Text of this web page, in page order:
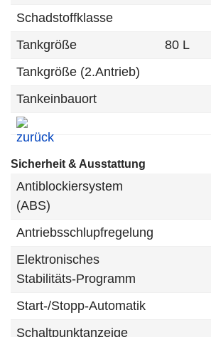
Schadstoffklasse
Tankgröße
80 L
Tankgröße (2.Antrieb)
Tankeinbauort
Sicherheit & Ausstattung
Antiblockiersystem
(ABS)
Antriebsschlupfregelung
Elektronisches
Stabilitäts-Programm
Start-/Stopp-Automatik
Schaltpunktanzeige